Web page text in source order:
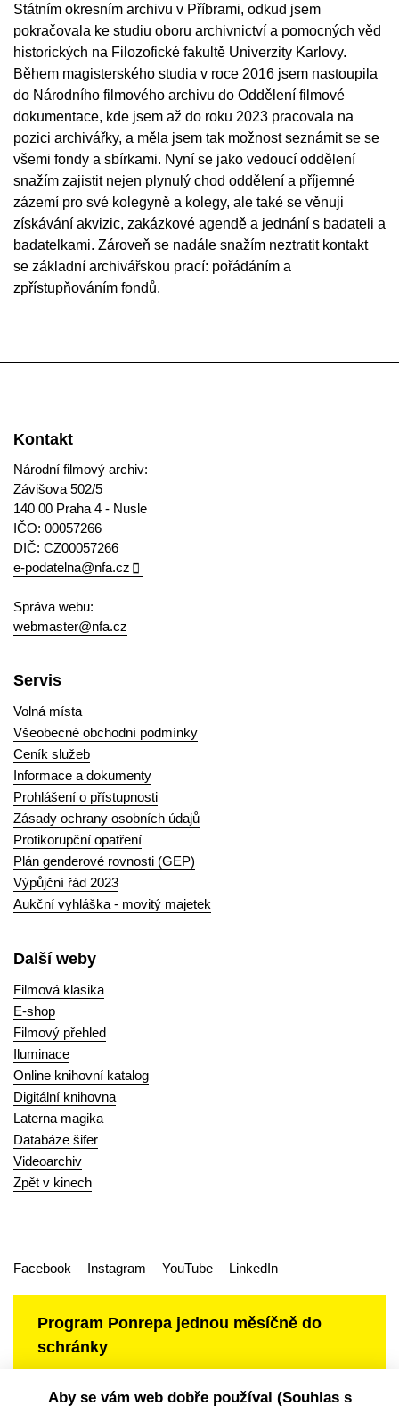
Státním okresním archivu v Příbrami, odkud jsem
pokračovala ke studiu oboru archivnictví a pomocných věd
historických na Filozofické fakultě Univerzity Karlovy.
Během magisterského studia v roce 2016 jsem nastoupila
do Národního filmového archivu do Oddělení filmové
dokumentace, kde jsem až do roku 2023 pracovala na
pozici archivářky, a měla jsem tak možnost seznámit se se
všemi fondy a sbírkami. Nyní se jako vedoucí oddělení
snažím zajistit nejen plynulý chod oddělení a příjemné
zázemí pro své kolegyně a kolegy, ale také se věnuji
získávání akvizic, zakázkové agendě a jednání s badateli a
badatelkami. Zároveň se nadále snažím neztratit kontakt
se základní archivářskou prací: pořádáním a
zpřístupňováním fondů.
Kontakt
Národní filmový archiv:
Závišova 502/5
140 00 Praha 4 - Nusle
IČO: 00057266
DIČ: CZ00057266
e-podatelna@nfa.cz
Správa webu:
webmaster@nfa.cz
Servis
Volná místa
Všeobecné obchodní podmínky
Ceník služeb
Informace a dokumenty
Prohlášení o přístupnosti
Zásady ochrany osobních údajů
Protikorupční opatření
Plán genderové rovnosti (GEP)
Výpůjční řád 2023
Aukční vyhláška - movitý majetek
Další weby
Filmová klasika
E-shop
Filmový přehled
Iluminace
Online knihovní katalog
Digitální knihovna
Laterna magika
Databáze šifer
Videoarchiv
Zpět v kinech
Facebook Instagram YouTube LinkedIn
Program Ponrepa jednou měsíčně do
schránky
Aby se vám web dobře používal (Souhlas s